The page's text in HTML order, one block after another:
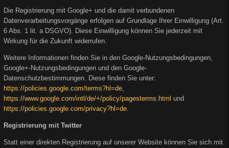
Die Registrierung mit Google+ und die damit verbundenen
Datenverarbeitungsvorgänge erfolgen auf Grundlage Ihrer Einwilligung (Art.
6 Abs. 1 lit. a DSGVO). Diese Einwilligung können Sie jederzeit mit
Wirkung für die Zukunft widerrufen.
Weitere Informationen finden Sie in den Google-Nutzungsbedingungen,
Google+-Nutzungsbedingungen und den Google-
Datenschutzbestimmungen. Diese finden Sie unter:
https://policies.google.com/terms?hl=de,
https://www.google.com/intl/de/+/policy/pagesterms.html und
https://policies.google.com/privacy?hl=de.
Registrierung mit Twitter
Statt einer direkten Registrierung auf unserer Website können Sie sich mit